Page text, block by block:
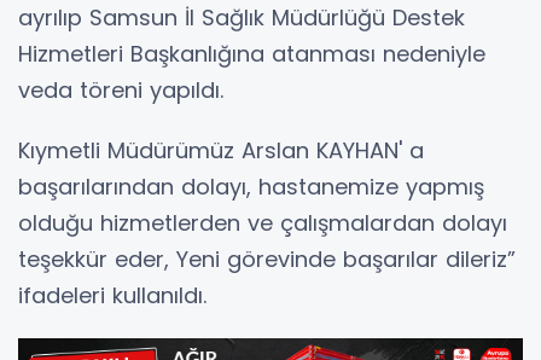
ayrılıp Samsun İl Sağlık Müdürlüğü Destek
Hizmetleri Başkanlığına atanması nedeniyle
veda töreni yapıldı.
Kıymetli Müdürümüz Arslan KAYHAN' a
başarılarından dolayı, hastanemize yapmış
olduğu hizmetlerden ve çalışmalardan dolayı
teşekkür eder, Yeni görevinde başarılar dileriz”
ifadeleri kullanıldı.